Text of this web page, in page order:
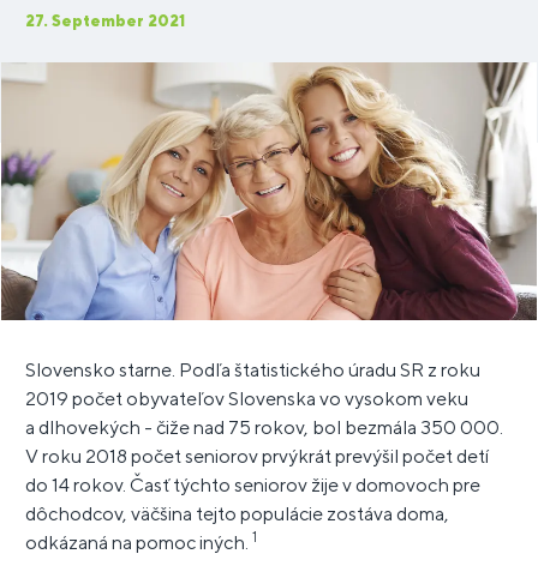
27. September 2021
Slovensko starne. Podľa štatistického úradu SR z roku
2019 počet obyvateľov Slovenska vo vysokom veku
a dlhovekých - čiže nad 75 rokov, bol bezmála 350 000.
V roku 2018 počet seniorov prvýkrát prevýšil počet detí
do 14 rokov. Časť týchto seniorov žije v domovoch pre
dôchodcov, väčšina tejto populácie zostáva doma,
odkázaná na pomoc iných. 1